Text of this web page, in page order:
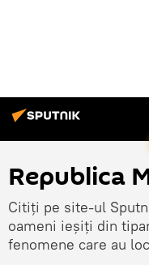
Republica
Citiți pe site-ul
oameni ieșiți din
fenomene care au